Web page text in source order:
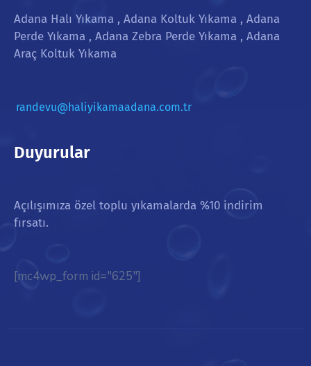
Adana Halı Yıkama , Adana Koltuk Yıkama , Adana
Perde Yıkama , Adana Zebra Perde Yıkama , Adana
Araç Koltuk Yıkama
randevu@haliyikamaadana.com.tr
Duyurular
Açılışımıza özel toplu yıkamalarda %10 indirim
fırsatı.
[mc4wp_form id="625"]